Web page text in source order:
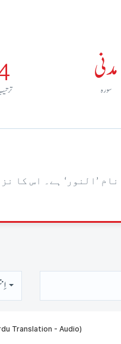
مدنی
سورہ
نام ’النور‘ ہے۔ اس کا